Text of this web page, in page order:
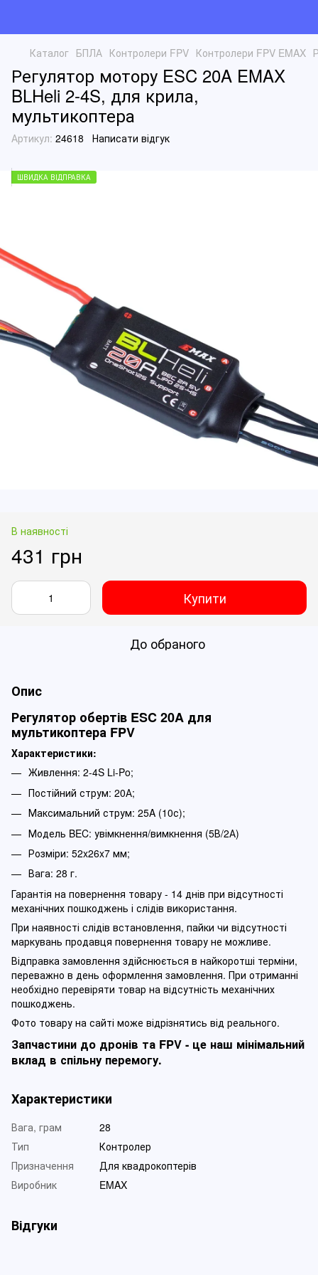
Каталог БПЛА Контролери FPV Контролери FPV EMAX
Регулятор мотору ESC 20A EMAX
BLHeli 2-4S, для крила,
мультикоптера
Артикул: 24618 Написати відгук
ШВИДКА ВІДПРАВКА
В наявності
431 грн
Купити
До обраного
Опис
Регулятор обертів ESC 20A для
мультикоптера FPV
Характеристики:
Живлення: 2-4S Li-Po;
Постійний струм: 20А;
Максимальний струм: 25A (10с);
Модель BEC: увімкнення/вимкнення (5В/2А)
Розміри: 52x26x7 мм;
Вага: 28 г.
Гарантія на повернення товару - 14 днів при відсутності
механічних пошкоджень і слідів використання.
При наявності слідів встановлення, пайки чи відсутності
маркувань продавця повернення товару не можливе.
Відправка замовлення здійснюється в найкоротші терміни,
переважно в день оформлення замовлення. При отриманні
необхідно перевіряти товар на відсутність механічних
пошкоджень.
Фото товару на сайті може відрізнятись від реального.
Запчастини до дронів та FPV - це наш мінімальний
вклад в спільну перемогу.
Характеристики
Вага, грам
28
Тип
Контролер
Призначення
Для квадрокоптерів
Виробник
EMAX
Відгуки